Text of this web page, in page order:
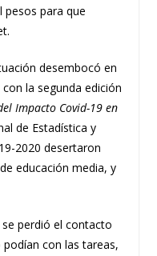
pesos para que
desembocó en
la segunda edición
Impacto Covid-19 en
de Estadística y
2020 desertaron
educación media, y
perdió el contacto
con las tareas,